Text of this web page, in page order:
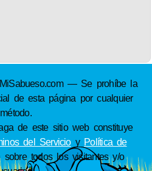
— Se prohíbe la
de esta página por cualquier
método.
de este sitio web constituye
del Servicioy Política de
todos los visitantes y/o